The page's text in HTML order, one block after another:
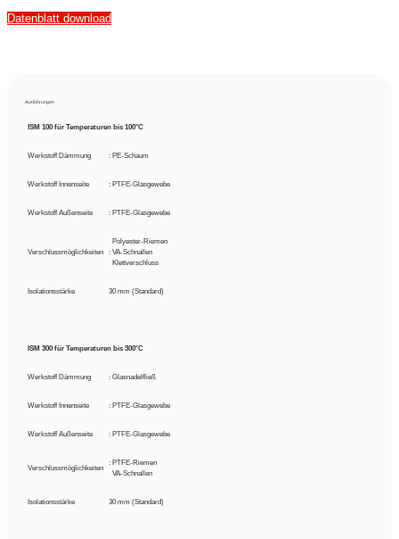
Datenblatt download
Ausführungen
ISM 100 für Temperaturen bis 100°C
Werkstoff Dämmung : PE-Schaum
Werkstoff Innenseite : PTFE-Glasgewebe
Werkstoff Außenseite : PTFE-Glasgewebe
Verschlussmöglichkeiten
Polyester-Riemen
: VA-Schnallen
Klettverschluss
Isolationsstärke 30 mm (Standard)
ISM 300 für Temperaturen bis 300°C
Werkstoff Dämmung : Glasnadelfließ
Werkstoff Innenseite : PTFE-Glasgewebe
Werkstoff Außenseite : PTFE-Glasgewebe
Verschlussmöglichkeiten
: PTFE-Riemen
VA-Schnallen
Isolationsstärke 30 mm (Standard)